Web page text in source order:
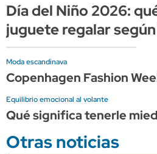
Día del Niño 2026:
juguete regalar
Moda escandinava
Copenhagen Fashion
Equilibrio emocional al volante
Qué significa tenerle
Otras noticias